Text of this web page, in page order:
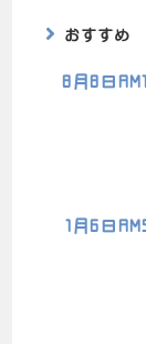
おすすめ
8月8日
1月6日